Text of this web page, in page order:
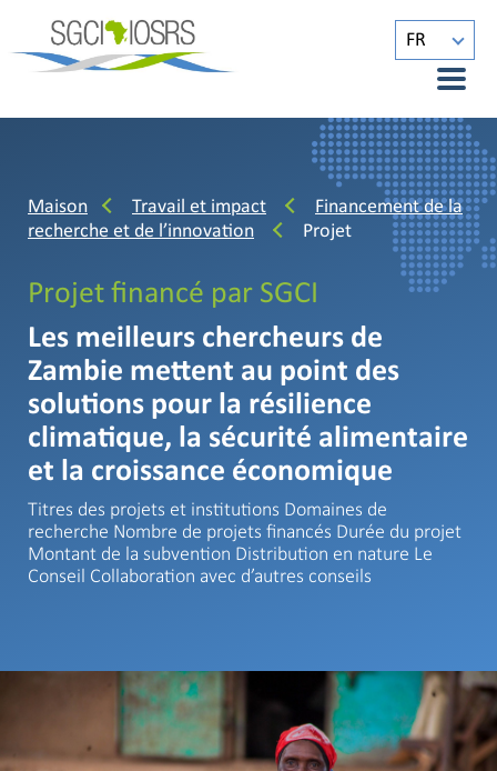
FR
Maison Travail et impact
Financement de la
recherche et de l’innovation
Projet
Projet financé par SGCI
Les meilleurs chercheurs de
Zambie mettent au point des
solutions pour la résilience
climatique, la sécurité alimentaire
et la croissance économique
Titres des projets et institutions Domaines de
recherche Nombre de projets financés Durée du projet
Montant de la subvention Distribution en nature Le
Conseil Collaboration avec d’autres conseils